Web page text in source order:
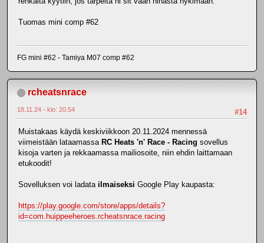
Tuomas mini comp #62
FG mini #62 - Tamiya M07 comp #62
rcheatsnrace
#14
18.11.24 - klo: 20.54
Muistakaas käydä keskiviikkoon 20.11.2024 mennessä
viimeistään lataamassa RC Heats 'n' Race - Racing sovellus
kisoja varten ja rekkaamassa mailiosoite, niin ehdin laittamaan
etukoodit!
Sovelluksen voi ladata ilmaiseksi Google Play kaupasta:
https://play.google.com/store/apps/details?
id=com.huippeeheroes.rcheatsnrace.racing